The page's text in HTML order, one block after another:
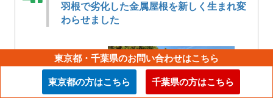
羽根で劣化した金属屋根を新しく生まれ変
わらせました
東京都・千葉県のお問い合わせはこちら
東京都の方はこちら 千葉県の方はこちら